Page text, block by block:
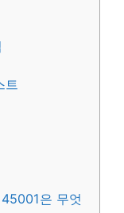
트
은 무엇